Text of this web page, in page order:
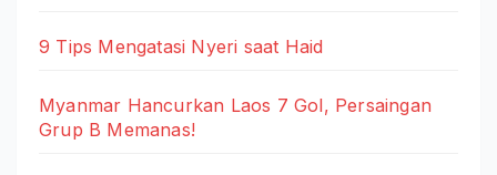
9 Tips Mengatasi Nyeri saat Haid
Myanmar Hancurkan Laos 7 Gol, Persaingan
Grup B Memanas!